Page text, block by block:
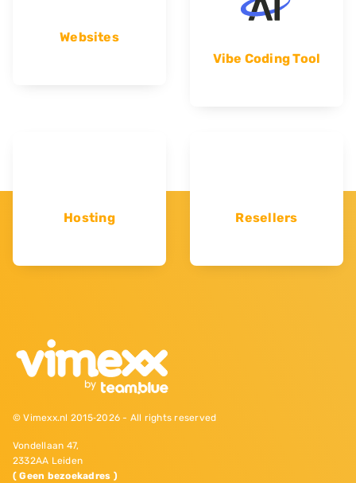
Websites
Vibe Coding Tool
Hosting Resellers
© Vimexx.nl 2015‐2026 - All rights reserved
Vondellaan 47,
2332AA Leiden
( Geen bezoekadres )